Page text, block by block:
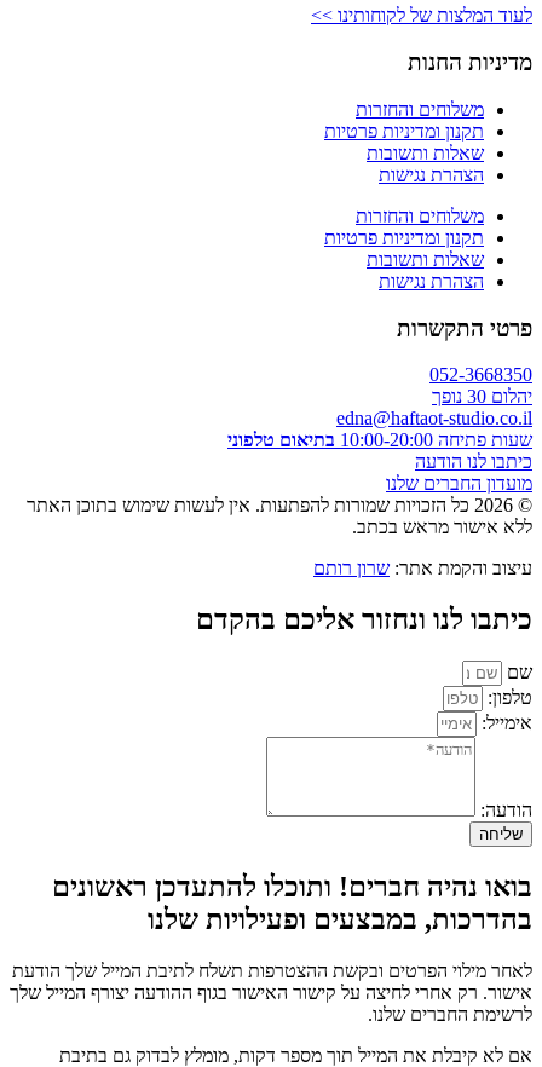
לעוד המלצות של לקוחותינו >>
מדיניות החנות
משלוחים והחזרות
תקנון ומדיניות פרטיות
שאלות ותשובות
הצהרת נגישות
משלוחים והחזרות
תקנון ומדיניות פרטיות
שאלות ותשובות
הצהרת נגישות
פרטי התקשרות
052-3668350
יהלום 30 נופך
edna@haftaot-studio.co.il
שעות פתיחה 10:00-20:00
בתיאום טלפוני
כיתבו לנו הודעה
מועדון החברים שלנו
© 2026 כל הזכויות שמורות להפתעות. אין לעשות שימוש בתוכן האתר
ללא אישור מראש בכתב.
עיצוב והקמת אתר: שרון רותם
כיתבו לנו ונחזור אליכם בהקדם
שם
טלפון:
אימייל:
הודעה:
שליחה
בואו נהיה חברים! ותוכלו להתעדכן ראשונים
בהדרכות, במבצעים ופעילויות שלנו
לאחר מילוי הפרטים ובקשת ההצטרפות תשלח לתיבת המייל שלך הודעת
אישור. רק אחרי לחיצה על קישור האישור בגוף ההודעה יצורף המייל שלך
לרשימת החברים שלנו.
אם לא קיבלת את המייל תוך מספר דקות, מומלץ לבדוק גם בתיבת